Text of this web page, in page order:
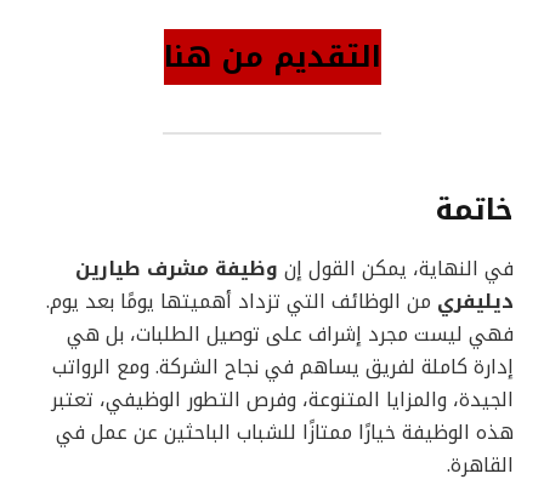
التقديم من هنا
خاتمة
في النهاية، يمكن القول إن وظيفة مشرف طيارين
ديليفري من الوظائف التي تزداد أهميتها يومًا بعد يوم.
فهي ليست مجرد إشراف على توصيل الطلبات، بل هي
إدارة كاملة لفريق يساهم في نجاح الشركة. ومع الرواتب
الجيدة، والمزايا المتنوعة، وفرص التطور الوظيفي، تعتبر
هذه الوظيفة خيارًا ممتازًا للشباب الباحثين عن عمل في
القاهرة.